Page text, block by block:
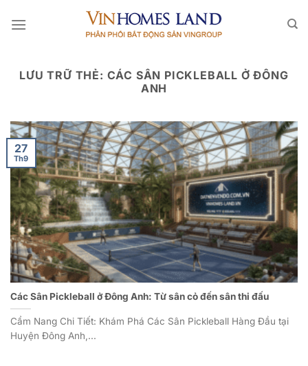
qua
LƯU TRỮ THẺ: CÁC SÂN PICKLEBALL Ở ĐÔNG
ANH
Các Sân Pickleball ở Đông Anh: Từ sân cỏ đến sân thi đấu
Cẩm Nang Chi Tiết: Khám Phá Các Sân Pickleball Hàng Đầu tại
Huyện Đông Anh,...
27
Th9